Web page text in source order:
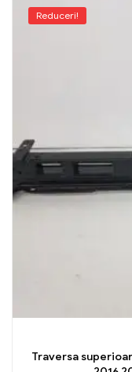
Reduceri!
Traversa